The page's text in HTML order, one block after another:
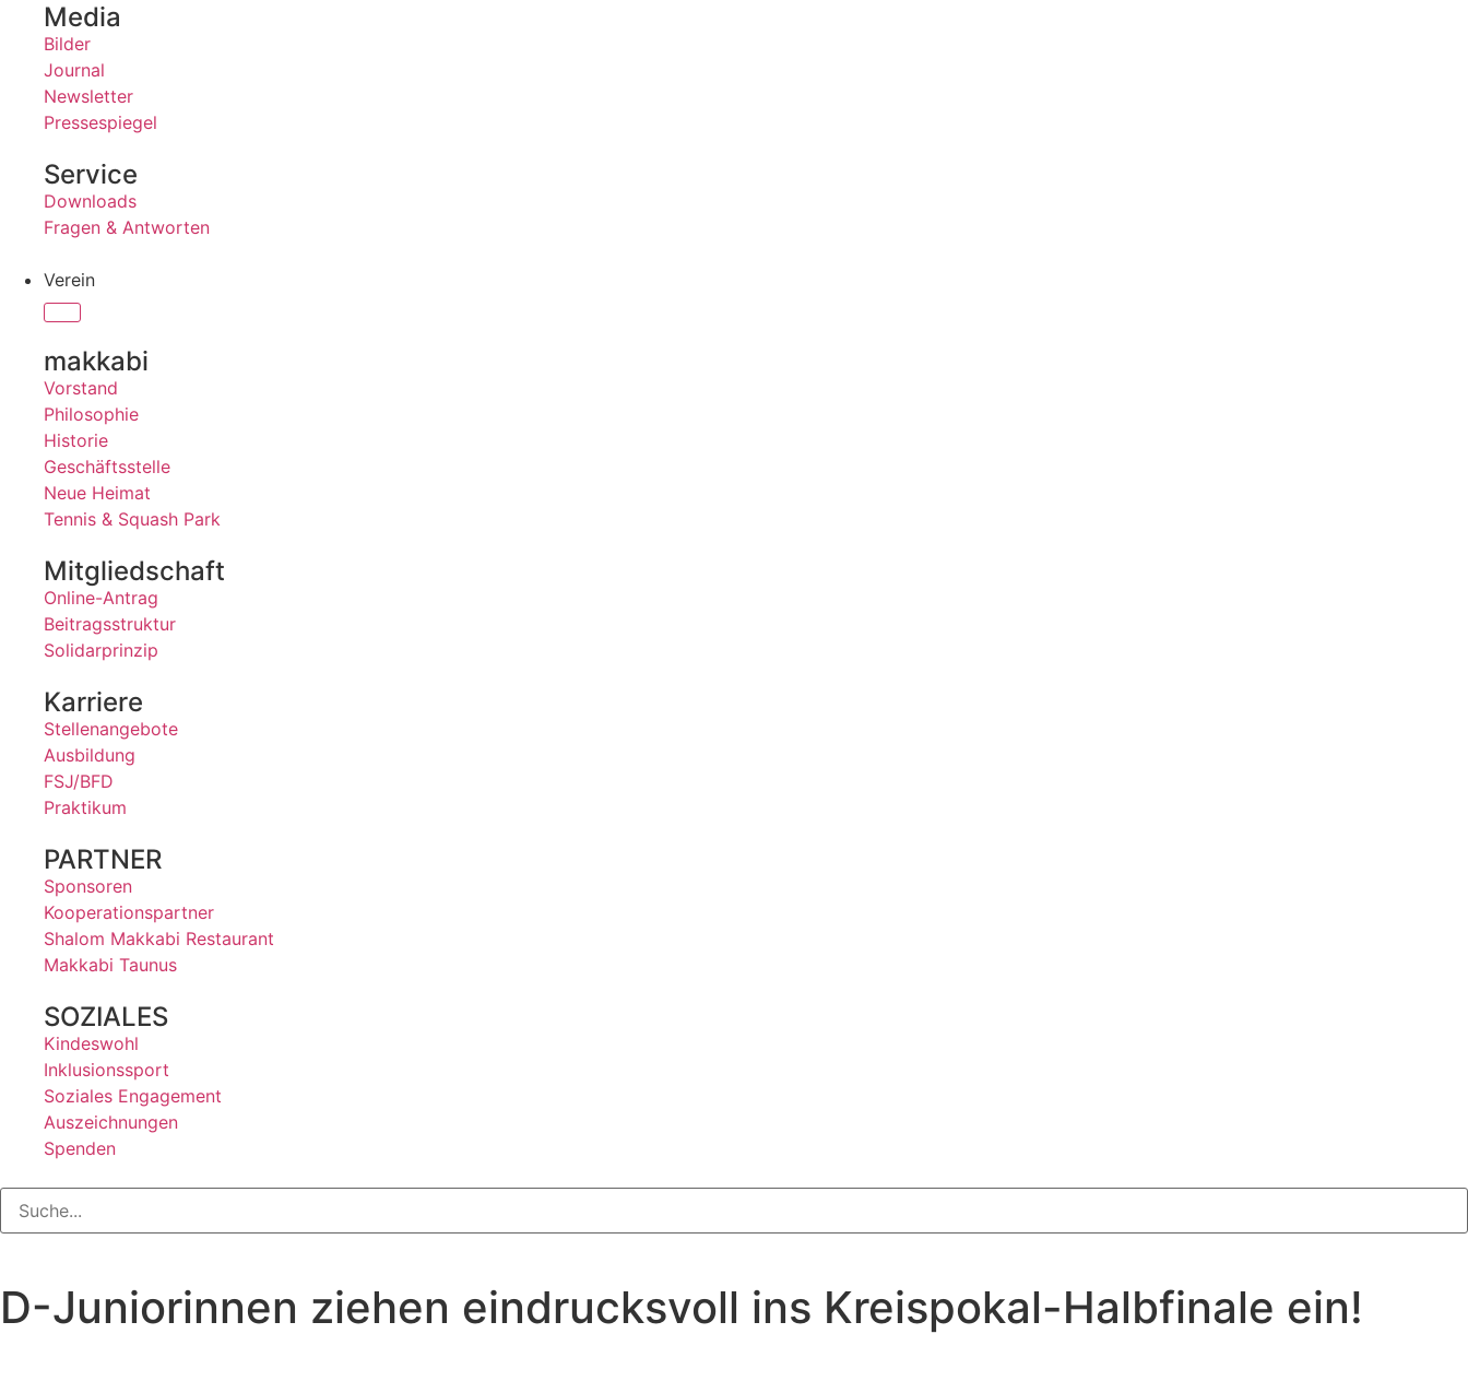
Media
Bilder
Journal
Newsletter
Pressespiegel
Service
Downloads
Fragen & Antworten
Verein
makkabi
Vorstand
Philosophie
Historie
Geschäftsstelle
Neue Heimat
Tennis & Squash Park
Mitgliedschaft
Online-Antrag
Beitragsstruktur
Solidarprinzip
Karriere
Stellenangebote
Ausbildung
FSJ/BFD
Praktikum
PARTNER
Sponsoren
Kooperationspartner
Shalom Makkabi Restaurant
Makkabi Taunus
SOZIALES
Kindeswohl
Inklusionssport
Soziales Engagement
Auszeichnungen
Spenden
D-Juniorinnen ziehen eindrucksvoll ins Kreispokal-Halbfinale ein!